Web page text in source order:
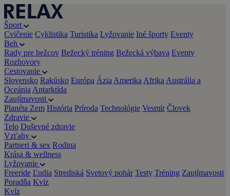
Šport
Cvičenie Cyklistika Turistika Lyžovanie Iné športy Eventy
Beh
Rady pre bežcov Bežecký tréning Bežecká výbava Eventy
Rozhovory
Cestovanie
Slovensko Rakúsko Európa Ázia Amerika Afrika Austrália a
Oceánia Antarktída
Zaujímavosti
Planéta Zem História Príroda Technológie Vesmír Človek
Zdravie
Telo Duševné zdravie
Vzťahy
Partneri & sex Rodina
Krása & wellness
Lyžovanie
Freeride Ľudia Strediská Svetový pohár Testy Tréning Zaujímavosti
Poradňa Kvíz
Kvíz